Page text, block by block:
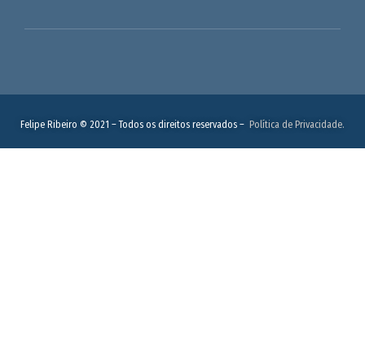
Felipe Ribeiro © 2021 – Todos os direitos reservados – Política de Privacidade.